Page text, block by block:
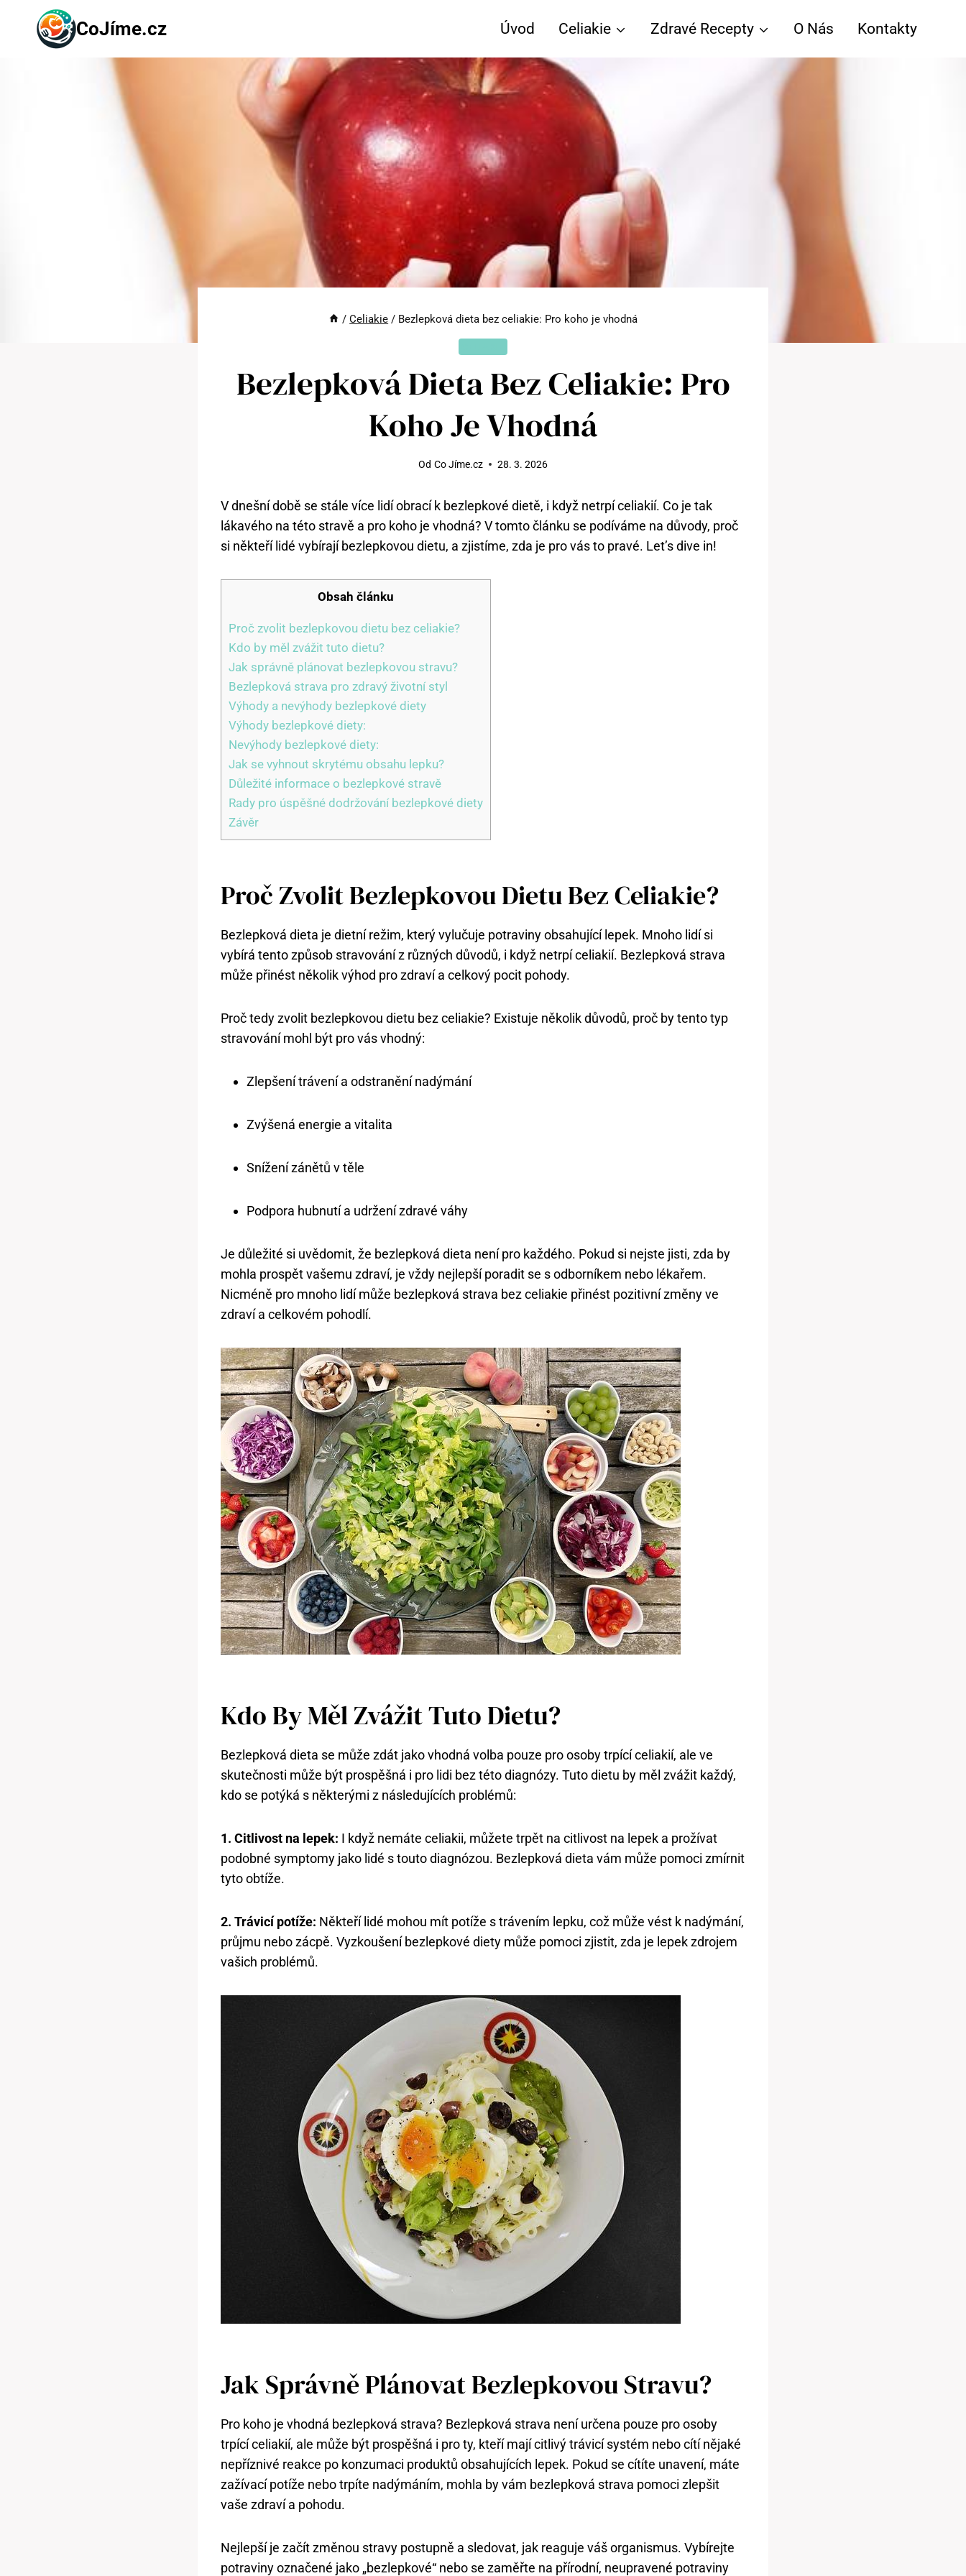
Přeskočit
CoJíme.cz Úvod Celiakie Zdravé Recepty O Nás Kontakty
/ Celiakie / Bezlepková dieta bez celiakie: Pro koho je vhodná
Bezlepková Dieta Bez Celiakie: Pro
Koho Je Vhodná
Od Co Jíme.cz 28. 3. 2026
V dnešní době se stále ‍více lidí obrací k‌ bezlepkové dietě, i když netrpí celiakií. Co je tak
lákavého na této ​stravě a pro koho je ‌vhodná? V tomto článku se‌ podíváme na‌ důvody, proč
si někteří lidé vybírají bezlepkovou dietu, a zjistíme, zda je ⁣pro ‌vás to pravé. Let’s dive in!
Obsah článku
Proč zvolit bezlepkovou dietu bez celiakie?
Kdo by⁤ měl zvážit tuto dietu?
Jak správně plánovat bezlepkovou stravu?
Bezlepková strava⁢ pro zdravý životní ​styl
Výhody a nevýhody bezlepkové diety
Výhody bezlepkové diety:
Nevýhody bezlepkové diety:
Jak se vyhnout skrytému obsahu lepku?
Důležité informace o bezlepkové stravě
Rady pro úspěšné dodržování bezlepkové diety
Závěr
Proč Zvolit Bezlepkovou Dietu Bez Celiakie?
Bezlepková ⁢dieta je ​dietní režim, který vylučuje ‌potraviny obsahující ⁢lepek. Mnoho ‌lidí⁢ si
vybírá⁤ tento způsob stravování z různých důvodů, i když netrpí ‌celiakií. Bezlepková strava​
může přinést několik výhod pro zdraví a celkový pocit⁤ pohody.
Proč tedy zvolit bezlepkovou dietu ‍bez celiakie? Existuje několik‍ důvodů, proč by tento typ
stravování mohl být pro vás vhodný:
Zlepšení trávení ⁣a odstranění nadýmání
Zvýšená energie⁣ a vitalita
Snížení zánětů v těle
Podpora hubnutí a udržení zdravé váhy
Je důležité si uvědomit, že bezlepková ‌dieta není pro každého. Pokud si nejste jisti, zda by
mohla prospět ‌vašemu zdraví, je vždy nejlepší poradit se s odborníkem nebo⁤ lékařem.
‍Nicméně pro mnoho lidí může bezlepková strava⁢ bez celiakie přinést pozitivní změny ⁣ve
zdraví⁣ a celkovém pohodlí.
Kdo By⁤ Měl Zvážit Tuto Dietu?
Bezlepková​ dieta se může zdát⁢ jako vhodná volba pouze pro ⁤osoby trpící celiakií, ale ve
skutečnosti může být prospěšná i pro lidi bez této diagnózy. Tuto dietu by měl ⁢zvážit každý,
kdo se potýká s některými z následujících problémů:
1. ​Citlivost na lepek: I když nemáte celiakii, můžete trpět na citlivost na lepek a prožívat
⁤podobné symptomy‌ jako lidé s touto diagnózou. Bezlepková dieta vám může pomoci zmírnit
tyto obtíže.
2. Trávicí potíže: Někteří lidé‍ mohou ​mít potíže s trávením lepku, což může vést k nadýmání,
průjmu nebo zácpě. Vyzkoušení bezlepkové diety ‌může⁣ pomoci zjistit, zda ⁤je lepek zdrojem
vašich problémů.
Jak Správně Plánovat Bezlepkovou Stravu?
Pro‌ koho je vhodná bezlepková strava? Bezlepková‍ strava není určena pouze ⁢pro osoby
trpící celiakií, ale může být prospěšná ​i pro ty, kteří mají ‌citlivý trávicí systém nebo ‍cítí nějaké
nepříznivé reakce po⁢ konzumaci produktů obsahujících lepek. Pokud se cítíte unavení, máte
zažívací potíže nebo trpíte nadýmáním, mohla by ​vám bezlepková strava‌ pomoci‍ zlepšit
vaše zdraví​ a pohodu.
Nejlepší je začít změnou stravy postupně a sledovat,‌ jak reaguje ​váš‍ organismus. Vybírejte
potraviny označené jako „bezlepkové“ nebo‍ se zaměřte na přírodní, neupravené potraviny